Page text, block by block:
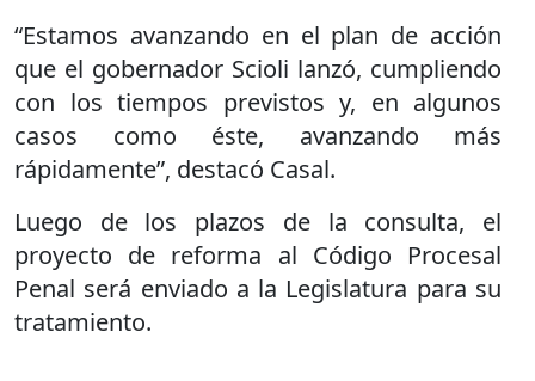
“Estamos avanzando en el plan de acción
que el gobernador Scioli lanzó, cumpliendo
con los tiempos previstos y, en algunos
casos como éste, avanzando más
rápidamente”, destacó Casal.
Luego de los plazos de la consulta, el
proyecto de reforma al Código Procesal
Penal será enviado a la Legislatura para su
tratamiento.